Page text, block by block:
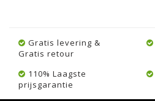
Gratis levering &
Gratis retour
110% Laagste
prijsgarantie